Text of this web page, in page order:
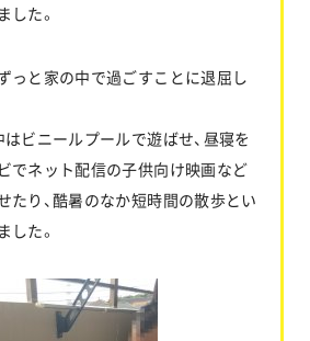
した。
っと家の中で過ごすことに退屈し
はビニールプールで遊ばせ、昼寝を
でネット配信の子供向け映画など
たり、酷暑のなか短時間の散歩とい
した。